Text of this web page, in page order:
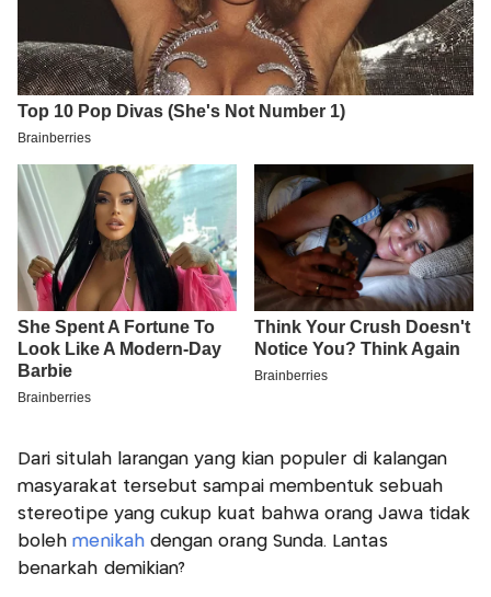
Dari situlah larangan yang kian populer di kalangan
masyarakat tersebut sampai membentuk sebuah
stereotipe yang cukup kuat bahwa orang Jawa tidak
boleh menikahdengan orang Sunda. Lantas
benarkah demikian?